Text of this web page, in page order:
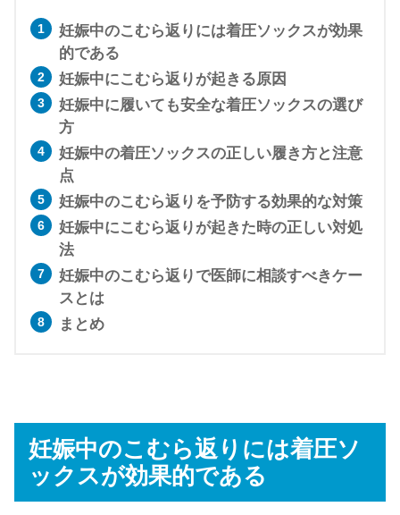
妊娠中のこむら返りには着圧ソックスが効果
的である
妊娠中にこむら返りが起きる原因
妊娠中に履いても安全な着圧ソックスの選び
方
妊娠中の着圧ソックスの正しい履き方と注意
点
妊娠中のこむら返りを予防する効果的な対策
妊娠中にこむら返りが起きた時の正しい対処
法
妊娠中のこむら返りで医師に相談すべきケー
スとは
まとめ
妊娠中のこむら返りには着圧ソ
ックスが効果的である